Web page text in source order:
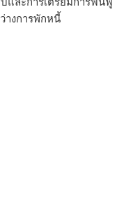
างการพักหนี้